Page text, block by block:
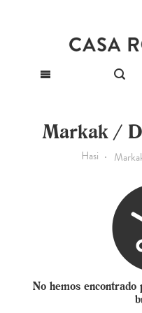
Markak /
Hasi
No hemos encontrado